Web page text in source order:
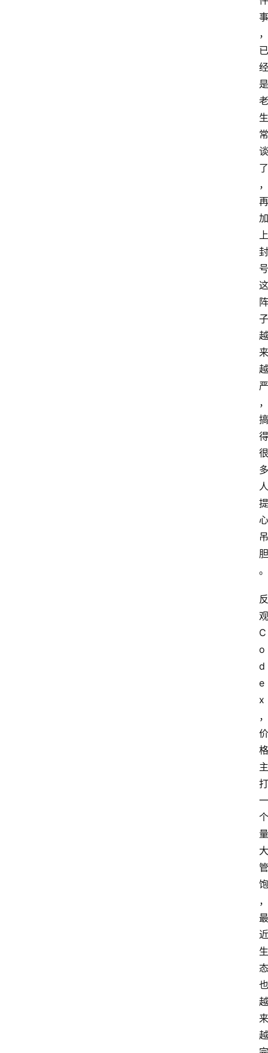
事
，
已
经
是
老
生
常
谈
了
，
再
加
上
封
号
这
阵
子
越
来
越
严
，
搞
得
很
多
人
提
心
吊
胆
。
反
观
C
o
d
e
x
，
价
格
主
打
一
个
量
大
管
饱
，
最
近
生
态
也
越
来
越